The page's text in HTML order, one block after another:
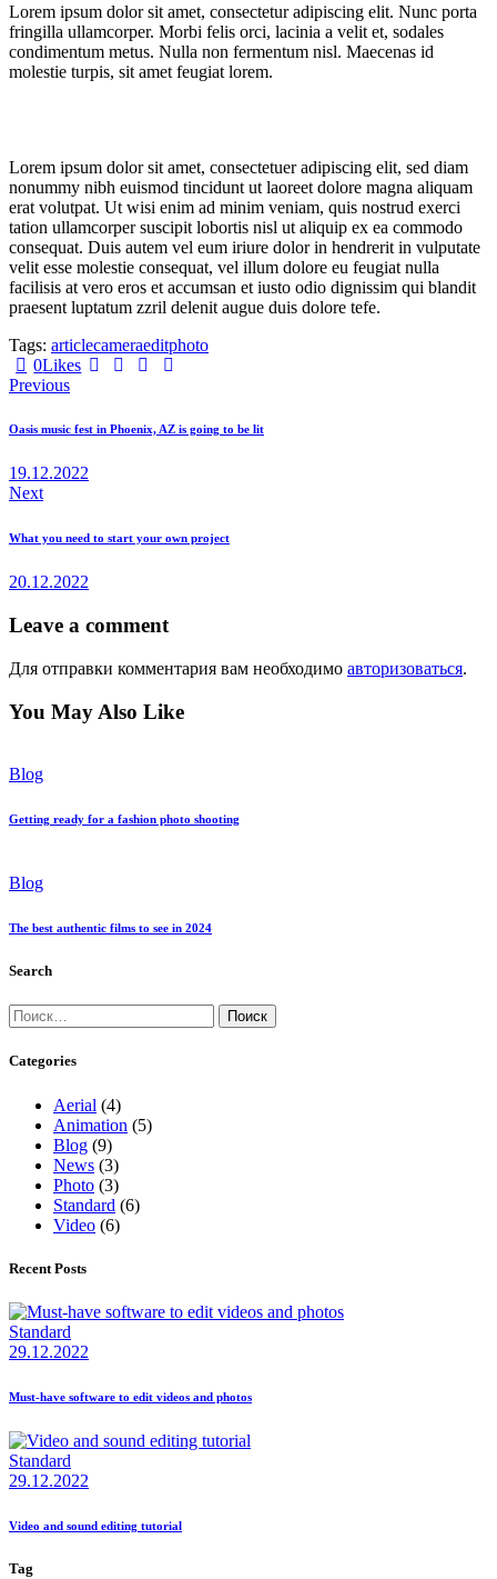
Lorem ipsum dolor sit amet, consectetur adipiscing elit. Nunc porta
fringilla ullamcorper. Morbi felis orci, lacinia a velit et, sodales
condimentum metus. Nulla non fermentum nisl. Maecenas id
molestie turpis, sit amet feugiat lorem.
Lorem ipsum dolor sit amet, consectetuer adipiscing elit, sed diam
nonummy nibh euismod tincidunt ut laoreet dolore magna aliquam
erat volutpat. Ut wisi enim ad minim veniam, quis nostrud exerci
tation ullamcorper suscipit lobortis nisl ut aliquip ex ea commodo
consequat. Duis autem vel eum iriure dolor in hendrerit in vulputate
velit esse molestie consequat, vel illum dolore eu feugiat nulla
facilisis at vero eros et accumsan et iusto odio dignissim qui blandit
praesent luptatum zzril delenit augue duis dolore tefe.
Tags: articlecameraeditphoto
0Likes
Навигация
по
Previous
Oasis music fest in Phoenix, AZ is going to be lit
19.12.2022
Next
What you need to start your own project
20.12.2022
Leave a comment
Для отправки комментария вам необходимо авторизоваться.
You May Also Like
Blog
Getting ready for a fashion photo shooting
Blog
The best authentic films to see in 2024
Search
Найти:
Categories
Aerial (4)
Animation (5)
Blog (9)
News (3)
Photo (3)
Standard (6)
Video (6)
Recent Posts
Standard
29.12.2022
Must-have software to edit videos and photos
Standard
29.12.2022
Video and sound editing tutorial
Tag